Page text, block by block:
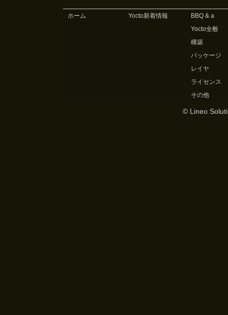
ホーム Yocto新着情報
BBQ & a
Yocto全般
構築
パッケージ
レイヤ
ライセンス
その他
© Lineo